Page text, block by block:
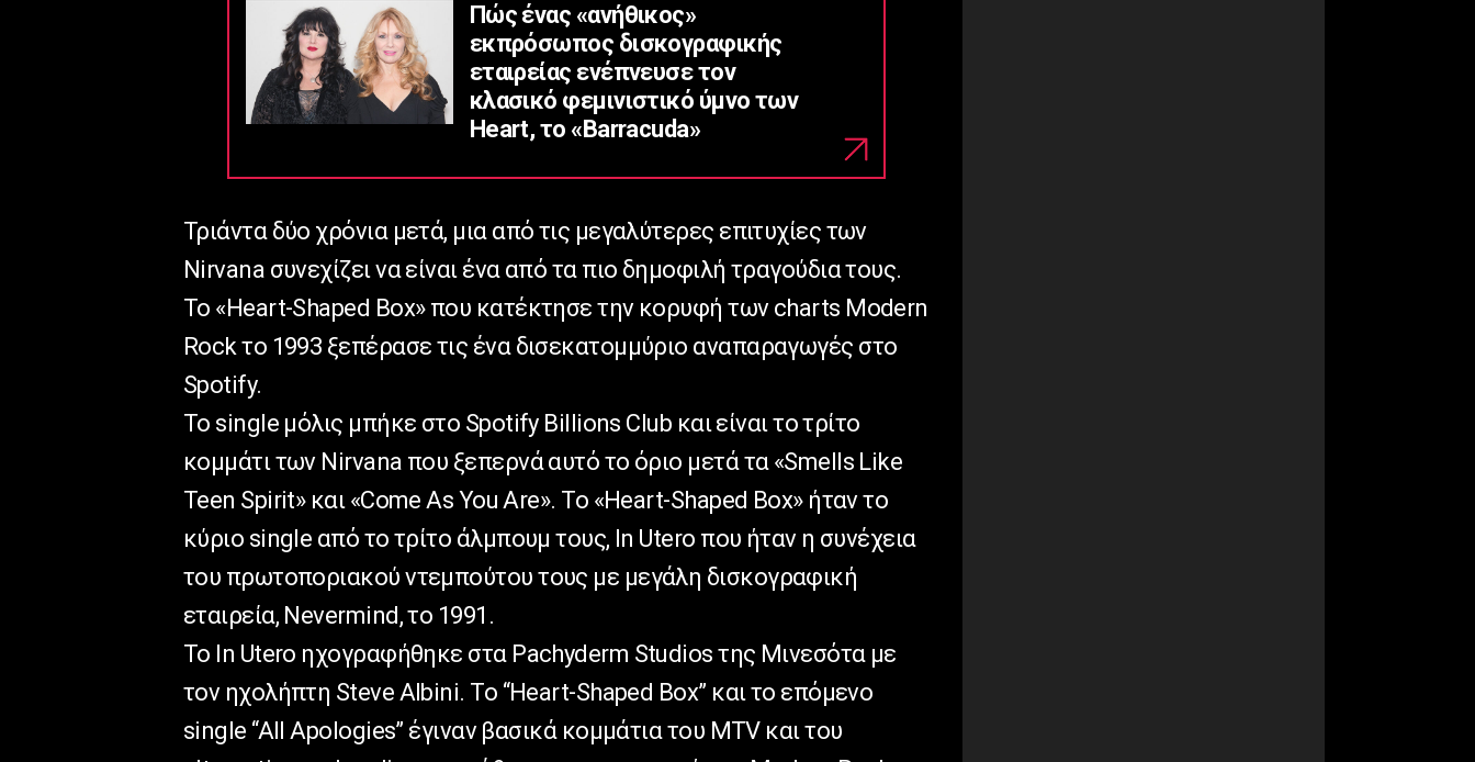
Πώς ένας «ανήθικος»
εκπρόσωπος δισκογραφικής
εταιρείας ενέπνευσε τον
κλασικό φεμινιστικό ύμνο των
Heart, το «Barracuda»
Τριάντα δύο χρόνια μετά, μια από τις μεγαλύτερες επιτυχίες των
Nirvana συνεχίζει να είναι ένα από τα πιο δημοφιλή τραγούδια τους.
Το «Heart-Shaped Box» που κατέκτησε την κορυφή των charts Modern
Rock το 1993 ξεπέρασε τις ένα δισεκατομμύριο αναπαραγωγές στο
Spotify.
Το single μόλις μπήκε στο Spotify Billions Club και είναι το τρίτο
κομμάτι των Nirvana που ξεπερνά αυτό το όριο μετά τα «Smells Like
Teen Spirit» και «Come As You Are». Το «Heart-Shaped Box» ήταν το
κύριο single από το τρίτο άλμπουμ τους, In Utero που ήταν η συνέχεια
του πρωτοποριακού ντεμπούτου τους με μεγάλη δισκογραφική
εταιρεία, Nevermind, το 1991.
Το In Utero ηχογραφήθηκε στα Pachyderm Studios της Μινεσότα με
τον ηχολήπτη Steve Albini. Το “Heart-Shaped Box” και το επόμενο
single “All Apologies” έγιναν βασικά κομμάτια του MTV και του